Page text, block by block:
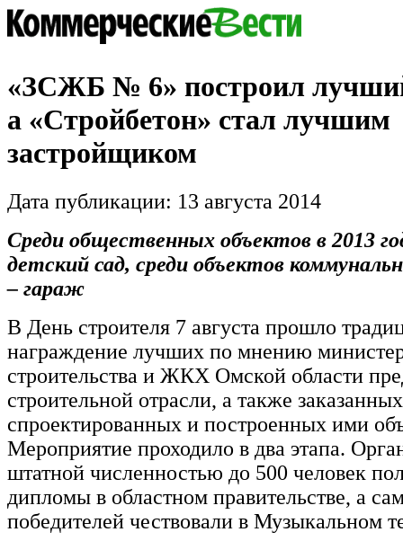
«ЗСЖБ № 6» построил
а «Стройбетон» стал лучшим
застройщиком
Дата публикации: 13 августа 2014
Среди общественных объектов в 2013
детский сад, среди объектов
– гараж
В День строителя 7 августа прошло
награждение лучших по мнению
строительства и ЖКХ Омской области
строительной отрасли, а также
спроектированных и построенных ими
Мероприятие проходило в два этапа.
штатной численностью до 500 человек
дипломы в областном правительстве, а
победителей чествовали в Музыкальном